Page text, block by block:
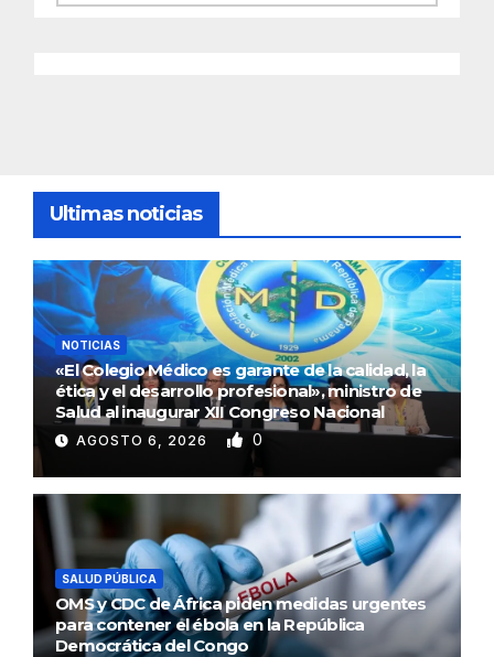
Ultimas noticias
NOTICIAS
«El Colegio Médico es garante de la calidad, la
ética y el desarrollo profesional», ministro de
Salud al inaugurar XII Congreso Nacional
AGOSTO 6, 2026 0
SALUD PÚBLICA
OMS y CDC de África piden medidas urgentes
para contener el ébola en la República
Democrática del Congo